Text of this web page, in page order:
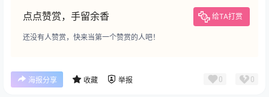
点点赞赏，手留余香 给TA打赏
还没有人赞赏，快来当第一个赞赏的人吧！
海报分享 收藏 举报 0 0